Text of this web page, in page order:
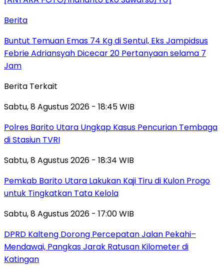
Berita
Buntut Temuan Emas 74 Kg di Sentul, Eks Jampidsus
Febrie Adriansyah Dicecar 20 Pertanyaan selama 7
Jam
Berita Terkait
Sabtu, 8 Agustus 2026 - 18:45 WIB
Polres Barito Utara Ungkap Kasus Pencurian Tembaga
di Stasiun TVRI
Sabtu, 8 Agustus 2026 - 18:34 WIB
Pemkab Barito Utara Lakukan Kaji Tiru di Kulon Progo
untuk Tingkatkan Tata Kelola
Sabtu, 8 Agustus 2026 - 17:00 WIB
DPRD Kalteng Dorong Percepatan Jalan Pekahi–
Mendawai, Pangkas Jarak Ratusan Kilometer di
Katingan